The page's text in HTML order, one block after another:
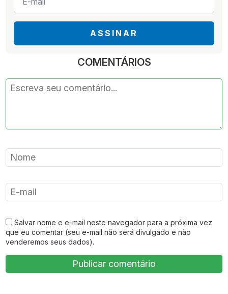
ASSINAR
COMENTÁRIOS
Salvar nome e e-mail neste navegador para a próxima vez
que eu comentar (seu e-mail não será divulgado e não
venderemos seus dados).